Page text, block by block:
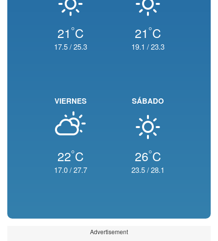
21 °C
17.5/25.3
21 °C
19.1 /23.3
VIERNES
22°C
17.0/27.7
SÁBADO
26°C
23.5/28.1
Advertisement